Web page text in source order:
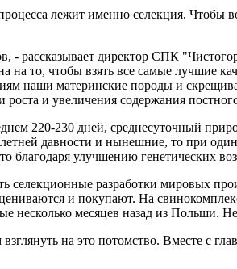
лежит именно селекция. Чтобы
- рассказывает директор СПК
то, чтобы взять все самые лучшие
наши материнские породы и
и увеличения содержания
220-230 дней, среднесуточный
давности и нынешние, то при
благодаря улучшению генетических
разработки мировых
и покупают. На
несколько месяцев назад из Польши.
на это потомство. Вместе с